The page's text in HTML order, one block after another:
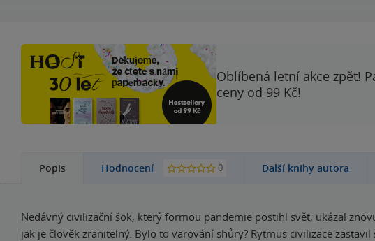
Oblíbená letní akce zpět!
ceny od 99 Kč!
Popis Hodnocení 0 Další knihy autora
Nedávný civilizační šok, který formou pandemie postihl svět, ukázal
jak je člověk zranitelný. Bylo to varování shůry? Rytmus civilizace zastavil